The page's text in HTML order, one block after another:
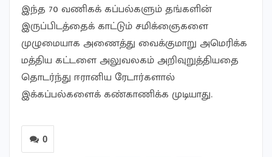
இந்த 70 வணிகக் கப்பல்களும் தங்களின்
இருப்பிடத்தைக் காட்டும் சமிக்ஞைகளை
முழுமையாக அணைத்து வைக்குமாறு அமெரிக்க
மத்திய கட்டளை அலுவலகம் அறிவுறுத்தியதை
தொடர்ந்து ஈரானிய ரேடார்களால்
இக்கப்பல்களைக் கண்காணிக்க முடியாது.
0